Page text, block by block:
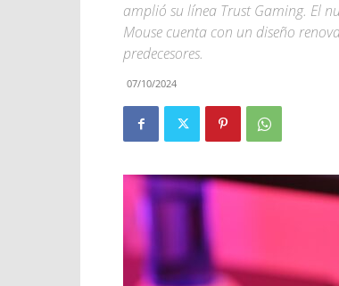
amplió su línea Trust Gaming. El
Mouse cuenta con un diseño
predecesores.
07/10/2024